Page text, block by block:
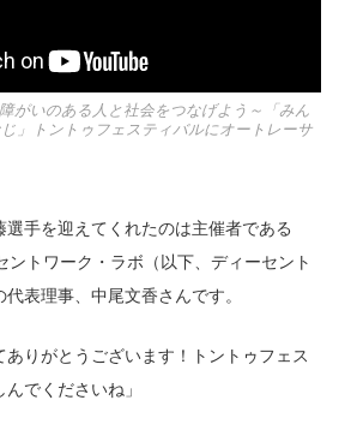
がいのある人と社会をつなげよう～「みん
」トントゥフェスティバルにオートレーサ
選手を迎えてくれたのは主催者である
ントワーク・ラボ（以下、ディーセント
表理事、中尾文香さんです。
ありがとうございます！トントゥフェス
でくださいね」